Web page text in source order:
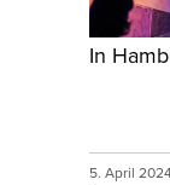
In
5. April